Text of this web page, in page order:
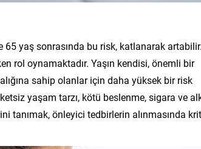
65 yaş sonrasında bu risk, katlanarak artabilir.
rol oynamaktadır. Yaşın kendisi, önemli bir
sahip olanlar için daha yüksek bir risk
yaşam tarzı, kötü beslenme, sigara ve
tanımak, önleyici tedbirlerin alınmasında